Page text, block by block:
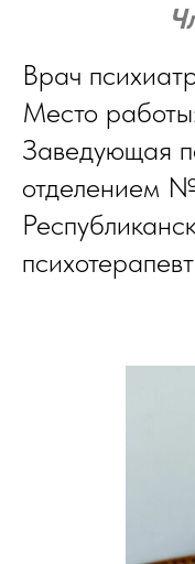
Врач
Место
Заведующая
отделением